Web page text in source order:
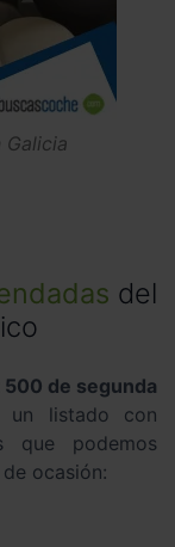
del
500 de segunda
un listado con
que podemos
ocasión: